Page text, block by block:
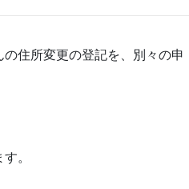
住所変更の登記を、別々の申
。